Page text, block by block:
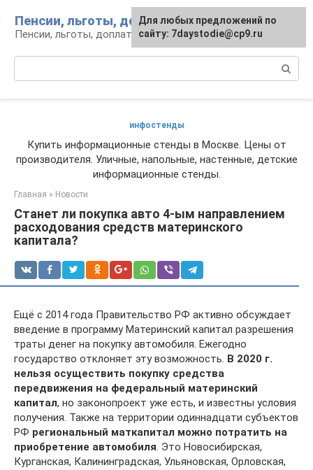
контенту
Пенсии, льготы, доплаты
Пенсии, льготы, доплаты: вопросы и инфо
инфостенды
Купить информационные стенды в Москве. Цены от
производителя. Уличные, напольные, настенные, детские
информационные стенды.
Главная » Новости
Станет ли покупка авто 4-ым направлением
расходования средств материнского
капитала?
Ещё с 2014 года Правительство РФ активно обсуждает
введение в программу Материнский капитал разрешения
траты денег на покупку автомобиля. Ежегодно
государство отклоняет эту возможность. В 2020 г.
нельзя осуществить покупку средства
передвижения на федеральный материнский
капитал, но законопроект уже есть, и известны условия
получения. Также на территории одиннадцати субъектов
РФ региональный маткапитал можно потратить на
приобретение автомобиля. Это Новосибирская,
Курганская, Калининградская, Ульяновская, Орловская,
Для любых предложений по
сайту: 7daystodie@cp9.ru